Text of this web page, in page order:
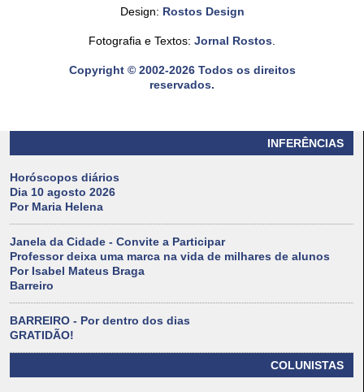
INFERÊNCIAS
Horóscopos diários
Dia 10 agosto 2026
Por Maria Helena
Janela da Cidade - Convite a Participar
Professor deixa uma marca na vida de milhares de alunos
Por Isabel Mateus Braga
Barreiro
BARREIRO - Por dentro dos dias
GRATIDÃO!
COLUNISTAS
Design: Rostos Design
Fotografia e Textos: Jornal Rostos.
Copyright © 2002-2026 Todos os direitos
reservados.